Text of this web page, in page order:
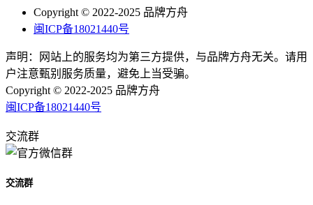
Copyright © 2022-2025 品牌方舟
闽ICP备18021440号
声明：网站上的服务均为第三方提供，与品牌方舟无关。请用
户注意甄别服务质量，避免上当受骗。
Copyright © 2022-2025 品牌方舟
闽ICP备18021440号
交流群
交流群